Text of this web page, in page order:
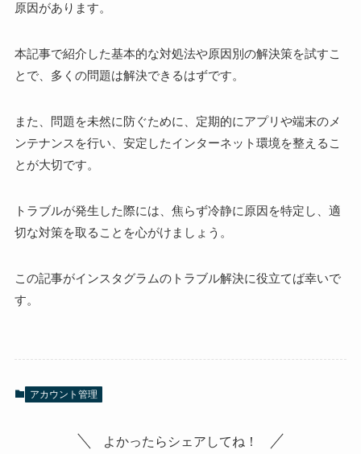
原因があります。
本記事で紹介した基本的な対処法や原因別の解決策を試すこ
とで、多くの問題は解決できるはずです。
また、問題を未然に防ぐために、定期的にアプリや端末のメ
ンテナンスを行い、安定したインターネット環境を整えるこ
とが大切です。
トラブルが発生した際には、焦らず冷静に原因を特定し、適
切な対策を取ることを心がけましょう。
この記事がインスタグラムのトラブル解決に役立てば幸いで
す。
アカウント管理
よかったらシェアしてね！